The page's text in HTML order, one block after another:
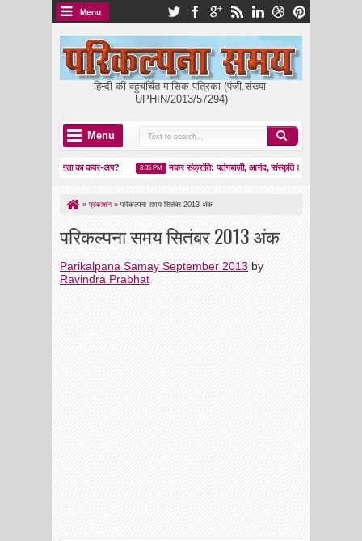
Menu
हिन्दी की वहुचर्चित मासिक पत्रिका (पंजी.संख्या-
UPHIN/2013/57294)
Menu
या सत्ता का कवर-अप? 8:05 PM मकर संक्रांति: पतंगबाज़ी, आनंद, संस्कृति और चेतना
» प्रकाशन» परिकल्पना समय सितंबर 2013 अंक
परिकल्पना समय सितंबर 2013 अंक
Parikalpana Samay September 2013 by
Ravindra Prabhat